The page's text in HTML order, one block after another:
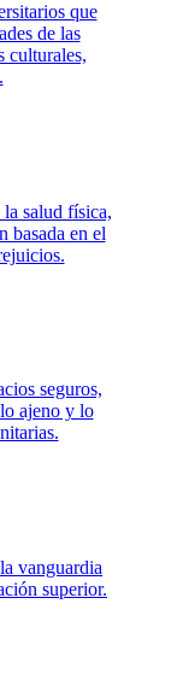
que
de las
culturales,
salud física,
basada en el
seguros,
ajeno y lo
vanguardia
superior.